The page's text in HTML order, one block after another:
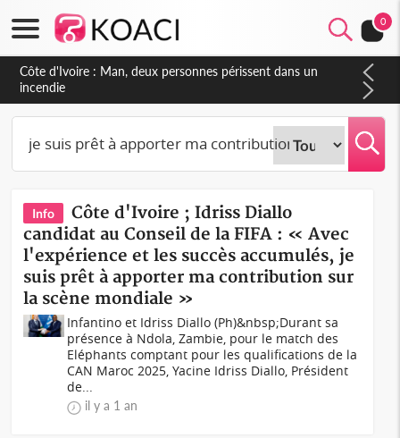
0
Côte d'Ivoire : Man, deux personnes périssent dans un
incendie
Info
Côte d'Ivoire ; Idriss Diallo
candidat au Conseil de la FIFA : « Avec
l'expérience et les succès accumulés, je
suis prêt à apporter ma contribution sur
la scène mondiale »
Infantino et Idriss Diallo (Ph)&nbsp;Durant sa
présence à Ndola, Zambie, pour le match des
Eléphants comptant pour les qualifications de la
CAN Maroc 2025, Yacine Idriss Diallo, Président
de...
il y a 1 an